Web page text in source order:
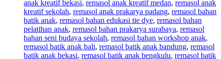
anak kreatif bekasi, remasol anak kreatif medan, remasol anak
kreatif sekolah, remasol anak prakarya padang, remasol bahan
batik anak, remasol bahan edukasi tie dye, remasol bahan
pelatihan anak, remasol bahan prakarya surabaya, remasol
bahan seni budaya sekolah, remasol bahan workshop anak,
remasol batik anak bali, remasol batik anak bandung, remasol
batik anak bekasi, remasol batik anak bengkulu, remasol batik